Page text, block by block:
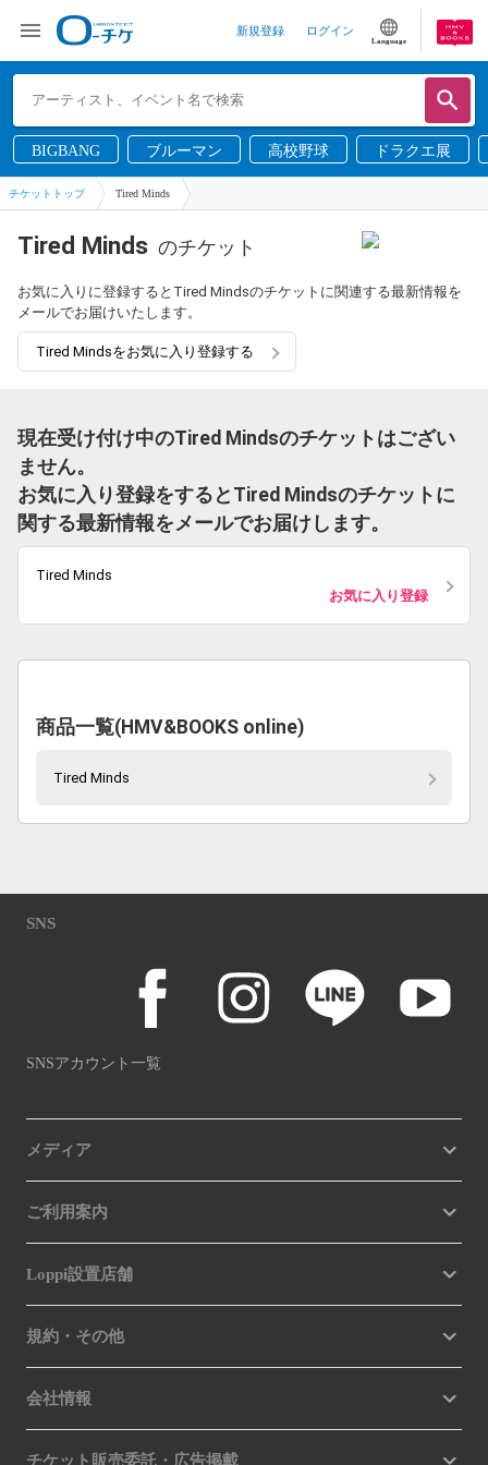
新規登録 ログイン
Language
BIGBANG ブルーマン 高校野球 ドラクエ展
チケットトップ Tired Minds
Tired Minds のチケット
お気に入りに登録するとTired Mindsのチケットに関連する最新情報を
メールでお届けいたします。
Tired Mindsをお気に入り登録する
現在受け付け中のTired Mindsのチケットはござい
ません。
お気に入り登録をするとTired Mindsのチケットに
関する最新情報をメールでお届けします。
Tired Minds
お気に入り登録
商品一覧(HMV&BOOKS online)
Tired Minds
SNS
SNSアカウント一覧
メディア
ご利用案内
Loppi設置店舗
規約・その他
会社情報
チケット販売委託・広告掲載